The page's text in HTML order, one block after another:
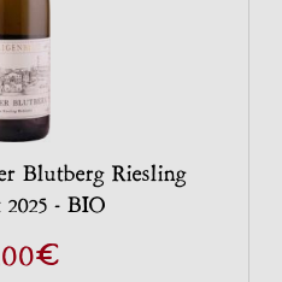
Blutberg Riesling
- BIO
€